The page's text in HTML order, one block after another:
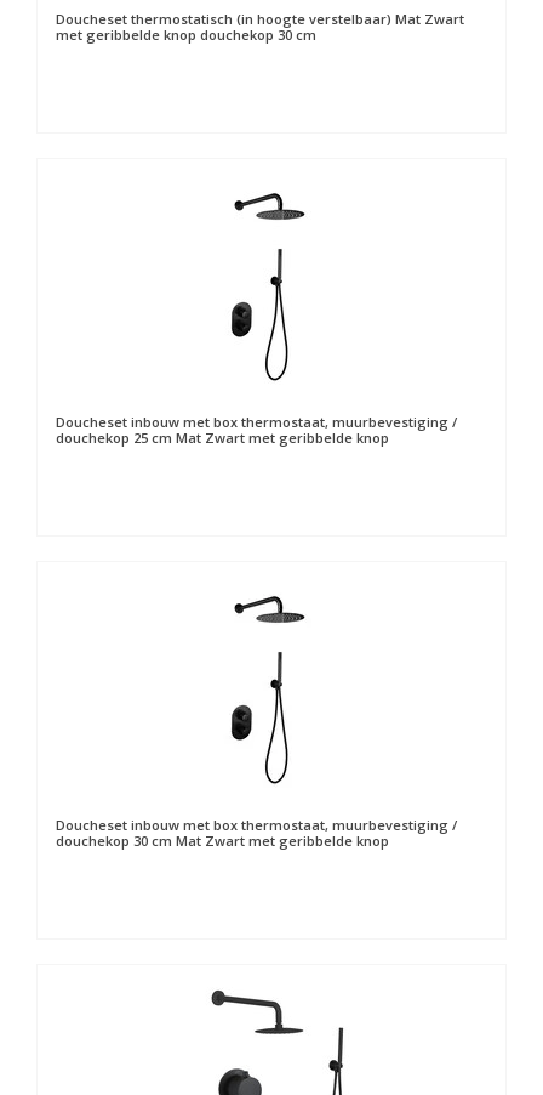
Doucheset thermostatisch (in hoogte verstelbaar) Mat Zwart
met geribbelde knop douchekop 30 cm
Doucheset inbouw met box thermostaat, muurbevestiging /
douchekop 25 cm Mat Zwart met geribbelde knop
Doucheset inbouw met box thermostaat, muurbevestiging /
douchekop 30 cm Mat Zwart met geribbelde knop